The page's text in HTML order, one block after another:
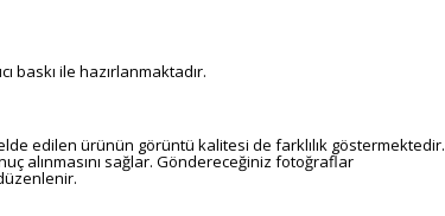
baskı ile hazırlanmaktadır.
edilen ürünün görüntü kalitesi de farklılık göstermektedir.
alınmasını sağlar. Göndereceğiniz fotoğraflar